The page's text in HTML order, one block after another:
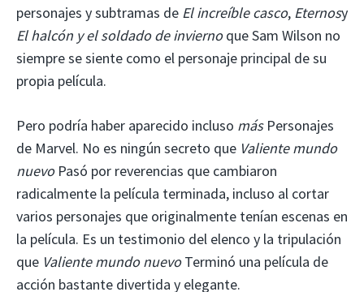
personajes y subtramas de El increíble casco, Eternosy
El halcón y el soldado de inviernoque Sam Wilson no
siempre se siente como el personaje principal de su
propia película.
Pero podría haber aparecido incluso másPersonajes
de Marvel. No es ningún secreto que Valiente mundo
nuevoPasó por reverencias que cambiaron
radicalmente la película terminada, incluso al cortar
varios personajes que originalmente tenían escenas en
la película. Es un testimonio del elenco y la tripulación
que Valiente mundo nuevoTerminó una película de
acción bastante divertida y elegante.